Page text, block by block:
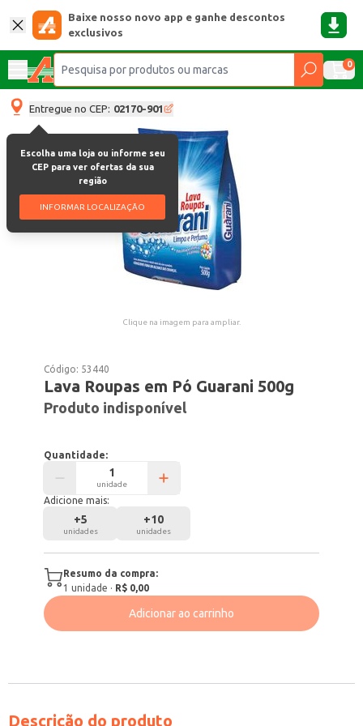
Baixe nosso novo app e ganhe descontos
exclusivos
0
Entregue no CEP: 02170-901
Escolha uma loja ou informe seu
CEP para ver ofertas da sua
região
INFORMAR LOCALIZAÇÃO
Clique na imagem para ampliar.
Código: 53440
Lava Roupas em Pó Guarani 500g
Produto indisponível
Quantidade:
unidade
Adicione mais:
+5
unidades
+10
unidades
Resumo da compra:
1 unidade · R$ 0,00
Adicionar ao carrinho
Descrição do produto